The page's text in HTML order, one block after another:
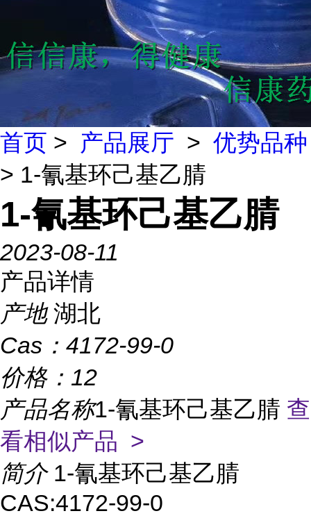
首页 > 产品展厅 > 优势品种
> 1-氰基环己基乙腈
1-氰基环己基乙腈
2023-08-11
产品详情
产地 湖北
Cas： 4172-99-0
价格： 12
产品名称1-氰基环己基乙腈 查
看相似产品 >
简介 1-氰基环己基乙腈
CAS:4172-99-0